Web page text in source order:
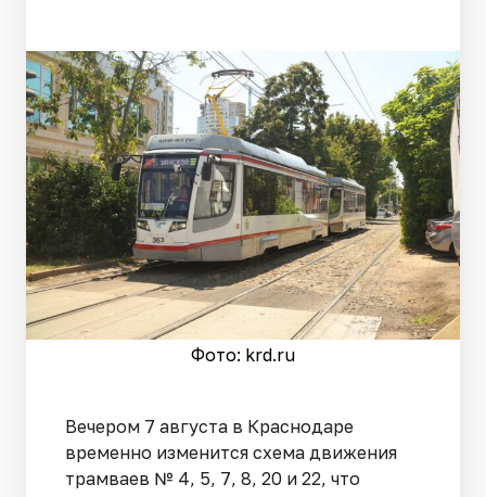
Фото: krd.ru
Вечером 7 августа в Краснодаре
временно изменится схема движения
трамваев № 4, 5, 7, 8, 20 и 22, что